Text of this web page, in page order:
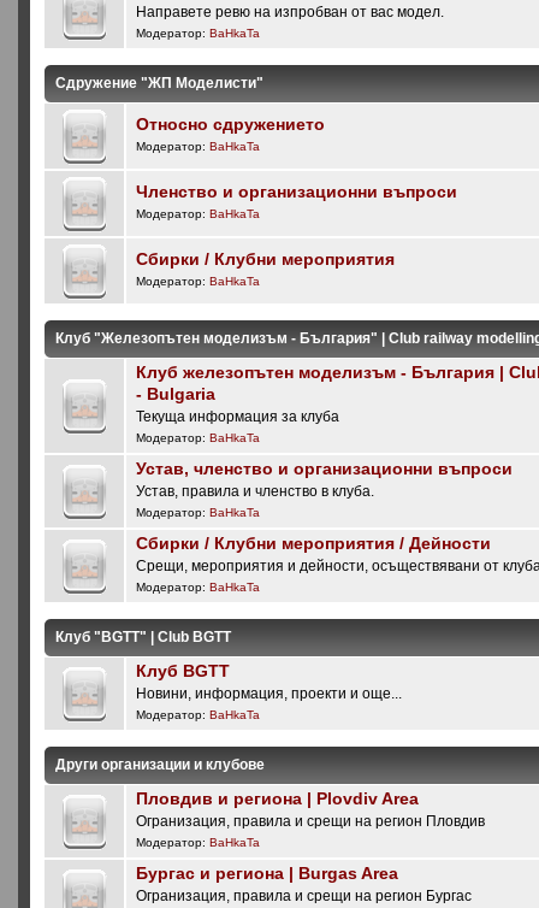
Направете ревю на изпробван от вас модел.
Модератор:BaHkaTa
Сдружение "ЖП Моделисти"
Относно сдружението
Модератор:BaHkaTa
Членство и организационни въпроси
Модератор:BaHkaTa
Сбирки / Клубни мероприятия
Модератор:BaHkaTa
Клуб "Железопътен моделизъм - България" | Club railway
Клуб железопътен моделизъм - България |
- Bulgaria
Текуща информация за клуба
Модератор:BaHkaTa
Устав, членство и организационни въпроси
Устав, правила и членство в клуба.
Модератор:BaHkaTa
Сбирки / Клубни мероприятия / Дейности
Срещи, мероприятия и дейности, осъществявани от
Модератор:BaHkaTa
Клуб "BGTT" | Club BGTT
Клуб BGTT
Новини, информация, проекти и още...
Модератор:BaHkaTa
Други организации и клубове
Пловдив и региона | Plovdiv Area
Огранизация, правила и срещи на регион Пловдив
Модератор:BaHkaTa
Бургас и региона | Burgas Area
Огранизация, правила и срещи на регион Бургас